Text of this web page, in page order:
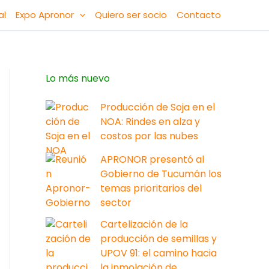
Expo Apronor Quiero ser socio Contacto
Lo más nuevo
Producción de Soja en el
NOA: Rindes en alza y
costos por las nubes
APRONOR presentó al
Gobierno de Tucumán los
temas prioritarios del
sector
Cartelización de la
producción de semillas y
UPOV 91: el camino hacia